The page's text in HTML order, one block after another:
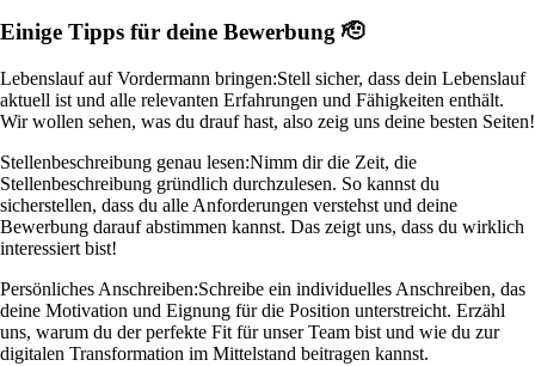
Einige Tipps für deine Bewerbung 🫡
Lebenslauf auf Vordermann bringen:Stell sicher, dass dein Lebenslauf
aktuell ist und alle relevanten Erfahrungen und Fähigkeiten enthält.
Wir wollen sehen, was du drauf hast, also zeig uns deine besten Seiten!
Stellenbeschreibung genau lesen:Nimm dir die Zeit, die
Stellenbeschreibung gründlich durchzulesen. So kannst du
sicherstellen, dass du alle Anforderungen verstehst und deine
Bewerbung darauf abstimmen kannst. Das zeigt uns, dass du wirklich
interessiert bist!
Persönliches Anschreiben:Schreibe ein individuelles Anschreiben, das
deine Motivation und Eignung für die Position unterstreicht. Erzähl
uns, warum du der perfekte Fit für unser Team bist und wie du zur
digitalen Transformation im Mittelstand beitragen kannst.